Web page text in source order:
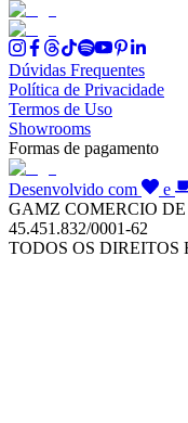
Dúvidas Frequentes
Política de Privacidade
Termos de Uso
Showrooms
Formas de pagamento
Desenvolvido com e
GAMZ COMERCIO
45.451.832/0001-62
TODOS OS DIREITOS